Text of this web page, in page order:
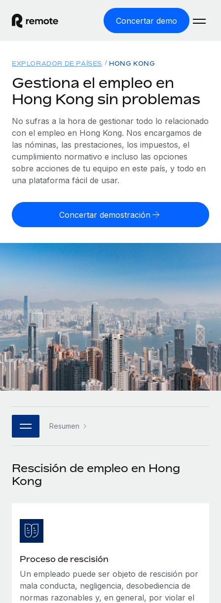
Concertar demo
EMPLEO GLOBAL
Nómina global
Gestiona las nóminas de forma sencilla y conforme a la
legalidad.
Employer of Record
Expándete en todo el mundo sin gastar en entidades.
cumpliendo la normativa.
INFRAESTRUCTURA
Conexión Remote
Integra los RR. HH. en tus flujos de trabajo sin
complicaciones.
Plataforma
Funciones esenciales de RR. HH. integradas para tu
Conectar
Conecta cualquier herramienta de IA con Remote
Optimiza los procesos con herramientas empresariales
esenciales.
SERVICIOS
Pregunta a un experto
y cumplimiento normativo.
Comprobaciones de antecedentes
Simplifica los procesos de cribado de candidatos.
Soluciones
COBERTURA MUNDIAL
Explorador de países
Consulta el soporte del empleo global según el país.
Explorador estatal de EE. UU.
Simplifica la contratación en todos los estados de EE.
Comparador de Remote
Compáranos con otras empresas.
empresas en crecimiento.
Mediana empresa
Amplía tu equipo con soluciones de RR. HH.
personalizadas.
Empresa
RR. HH. globales para grandes empresas.
ASOCIARSE
Socios tecnológicos estratégicos
Integra la gestión de los RR. HH. globales en tu
Asociarse
Descubre oportunidades de colaborar con nosotros.
Recursos
HERRAMIENTAS Y CALCULADORAS
Calculadora del riesgo de clasificación errónea
Consulta el riesgo de clasificación errónea por país.
cualquier país.
Descubre opciones de divisas y tiempos de pago para
APRENDIZAJE CON REMOTE
Guías y recursos
Casos prácticos
Glosario de RR. HH.
Listas de verificación y plantillas
Biblioteca de descripciones de puestos
Webinarios
Información sobre salarios y talento
Consulta todos los recursos
Nómina global
Precios
English
Nederlands
Français
Español
Italiano
Português (Portugal)
日本語
한국어
中文（简体）
EXPLORADOR DE PAÍSES HONG KONG
Gestiona el empleo en
Hong Kong sin problemas
No sufras a la hora de gestionar todo lo relacionado
con el empleo en Hong Kong. Nos encargamos de
las nóminas, las prestaciones, los impuestos, el
cumplimiento normativo e incluso las opciones
sobre acciones de tu equipo en este país, y todo en
una plataforma fácil de usar.
Concertar demostración
Resumen
Rescisión de empleo en Hong
Kong
Proceso de rescisión
Un empleado puede ser objeto de rescisión por
mala conducta, negligencia, desobediencia de
normas razonables y, en general, por violar el